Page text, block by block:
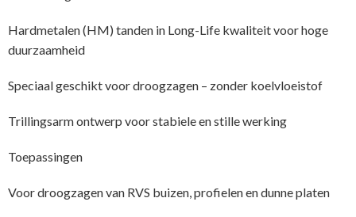
Hardmetalen (HM) tanden in Long-Life kwaliteit voor hoge
duurzaamheid
Speciaal geschikt voor droogzagen – zonder koelvloeistof
Trillingsarm ontwerp voor stabiele en stille werking
Toepassingen
Voor droogzagen van RVS buizen, profielen en dunne platen